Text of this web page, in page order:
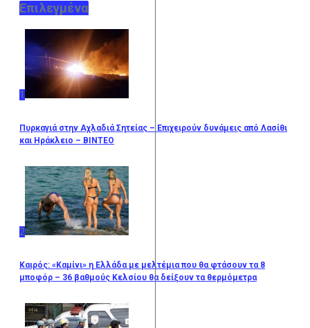
Επιλεγμένα
1
Πυρκαγιά στην Αχλαδιά Σητείας – Επιχειρούν δυνάμεις από Λασίθι
και Ηράκλειο – ΒΙΝΤΕΟ
2
Καιρός: «Καμίνι» η Ελλάδα με μελτέμια που θα φτάσουν τα 8
μποφόρ – 36 βαθμούς Κελσίου θα δείξουν τα θερμόμετρα